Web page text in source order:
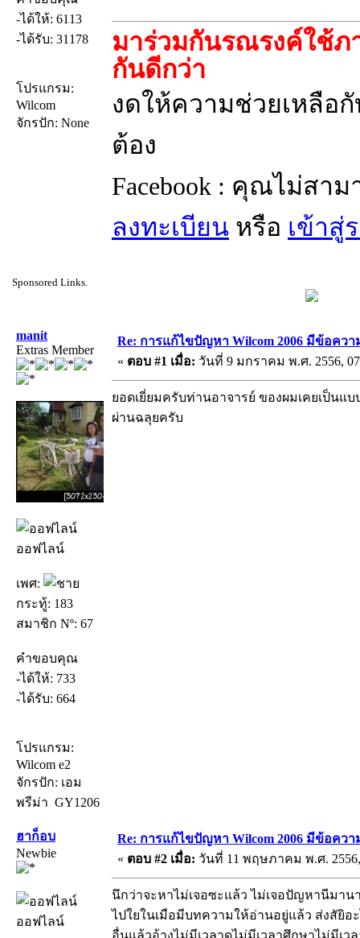
-ได้ให้: 6113
-ได้รับ: 31178
โปรแกรม:
Wilcom
จักรปัก: None
มาร่วมกันรณรงค์ใช้ภ
กันดีกว่า
งดให้ความช่วยเหลือ
ต้อง
Facebook : คุณไม่สา
ลงทะเบียน หรือ เข้าสู่
Sponsored Links.
manit
Extras Member
ออฟไลน์
เพศ:
กระทู้: 183
สมาชิก Nº: 67
คำขอบคุณ
-ได้ให้: 733
-ได้รับ: 664
โปรแกรม:
Wilcom e2
จักรปัก: เอม
พรีม่า GY1206
Re: การแก้ไขปัญหา Wilcom 2006 มีข้อควา
« ตอบ #1 เมื่อ: วันที่ 9 มกราคม พ.ศ. 2556,
ยอดเยี่ยมครับท่านอาจารย์ ของผมเคยเป็น
ผ่านฉลุยครับ
ฮาก็อบ
Newbie
ออฟไลน์
Re: การแก้ไขปัญหา Wilcom 2006 มีข้อควา
« ตอบ #2 เมื่อ: วันที่ 11 พฤษภาคม พ.ศ. 2556,
นึกว่าจะหาไม่เจอซะแล้ว ไม่เจอปัญหานีมา
ไปใยในเมือมีบทความให้อ่านอยู่แล้ว ส่งสัยิอ
อื่นแล้วอ้างไม่มีเวลาดูไม่มีเวลาศึกษาไม่มีเ